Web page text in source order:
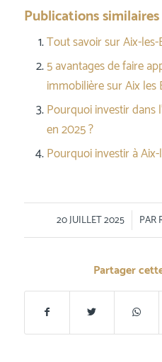
Publications similaires
Tout savoir sur Aix-les-
5 avantages de faire
immobilière sur Aix les
Pourquoi investir dans
en 2025 ?
Pourquoi investir à
20 JUILLET 2025
/ PAR
Partager